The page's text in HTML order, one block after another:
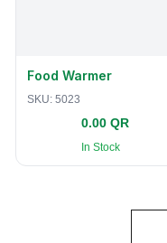
Food Warmer
SKU: 5023
0.00 QR
In Stock